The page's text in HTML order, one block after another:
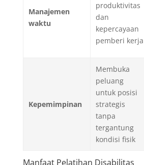
Manajemen
waktu
produktivitas
dan
kepercayaan
pemberi kerja
Kepemimpinan
Membuka
peluang
untuk posisi
strategis
tanpa
tergantung
kondisi fisik
Manfaat Pelatihan Disabilitas